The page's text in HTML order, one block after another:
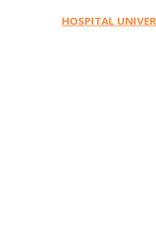
Navegación
HOSPITAL